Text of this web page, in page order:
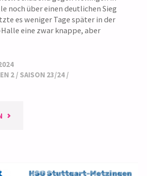
noch über einen deutlichen Sieg
es weniger Tage später in der
eine zwar knappe, aber
2 / SAISON 23/24 /
"3.